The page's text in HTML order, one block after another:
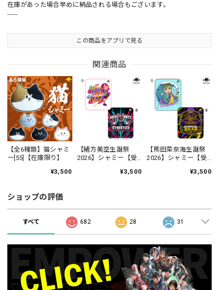
在庫があった場合早めに納品される場合もございます。
-----
この商品をアプリで見る
関連商品
【全6種類】猫シャミ
ー[55]【在庫限り】
¥3,500
【緒方美空生誕祭
2026】シャミー【受
¥3,500
【熊田菜奈海生誕祭
2026】シャミー【受
¥3,500
ショップの評価
すべて 682 28 31